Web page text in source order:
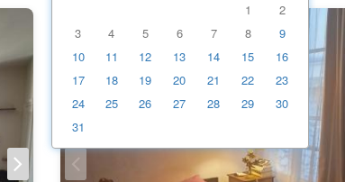
1
2
3
4 5 6 7 8
9
10
11 12 13 14 15
16
17
18 19 20 21 22
23
24
25 26 27 28 29
30
31